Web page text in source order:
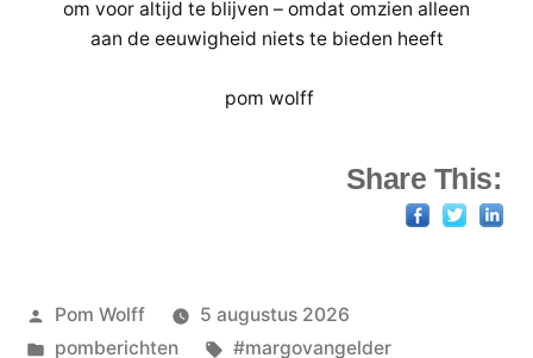
om voor altijd te blijven – omdat omzien alleen
aan de eeuwigheid niets te bieden heeft
pom wolff
Share This:
Geplaatst
door
Pom Wolff
5 augustus 2026
Geplaatst
pomberichten Tags:
#margovangelder